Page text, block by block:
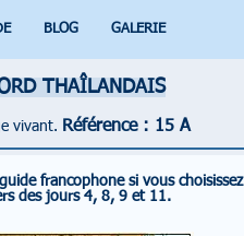
BLOG GALERIE
THAÎLANDAIS
vivant. Référence : 15 A
francophone si vous choisissez
des jours 4, 8, 9 et 11.